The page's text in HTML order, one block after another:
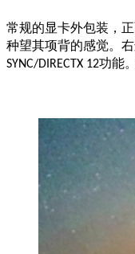
常规的显卡外包装，
种望其项背的感觉。
SYNC/DIRECTX 12功能